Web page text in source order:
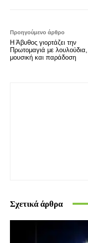
Προηγούμενο άρθρο
Η Άβυθος γιορτάζει την
Πρωτομαγιά με λουλούδια,
μουσική και παράδοση
Σχετικά άρθρα